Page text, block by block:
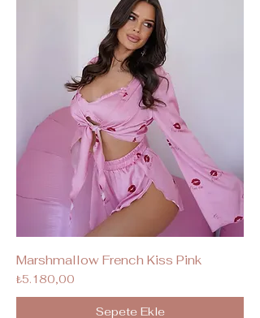
Marshmallow French Kiss Pink
Fiyat
₺5.180,00
Sepete Ekle